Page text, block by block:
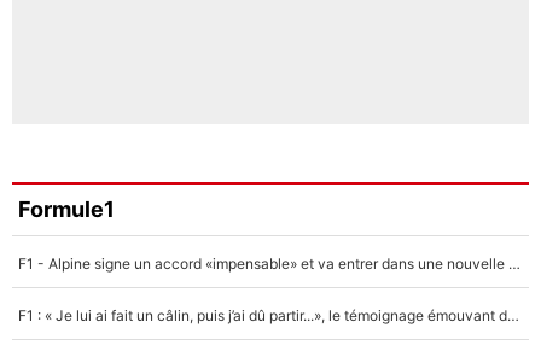
Formule1
F1 - Alpine signe un accord «impensable» et va entrer dans une nouvelle dimension : Grande nouvelle pour Pierre Gasly !
F1 : « Je lui ai fait un câlin, puis j’ai dû partir...», le témoignage émouvant de Max Verstappen sur sa fille